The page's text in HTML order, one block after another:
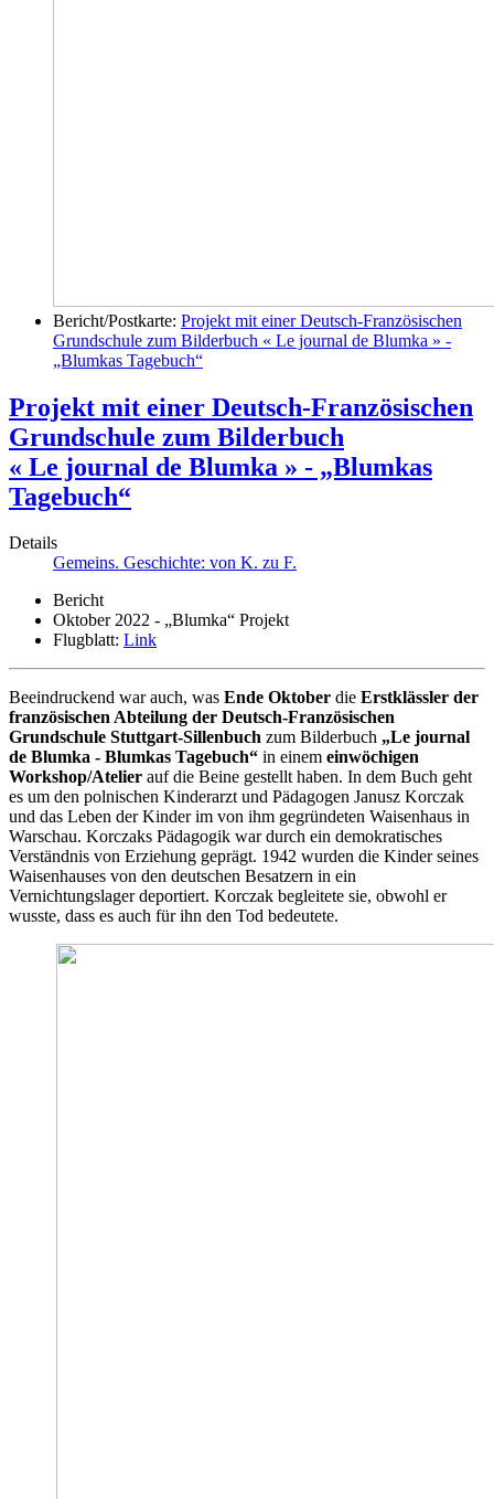
Bericht/Postkarte: Projekt mit einer Deutsch-Französischen
Grundschule zum Bilderbuch « Le journal de Blumka » -
„Blumkas Tagebuch“
Projekt mit einer Deutsch-Französischen
Grundschule zum Bilderbuch
« Le journal de Blumka » - „Blumkas
Tagebuch“
Details
Gemeins. Geschichte: von K. zu F.
Bericht
Oktober 2022 - „Blumka“ Projekt
Flugblatt: Link
Beeindruckend war auch, was Ende Oktober die Erstklässler der
französischen Abteilung der Deutsch-Französischen
Grundschule Stuttgart-Sillenbuch zum Bilderbuch „Le journal
de Blumka - Blumkas Tagebuch“ in einem einwöchigen
Workshop/Atelier auf die Beine gestellt haben. In dem Buch geht
es um den polnischen Kinderarzt und Pädagogen Janusz Korczak
und das Leben der Kinder im von ihm gegründeten Waisenhaus in
Warschau. Korczaks Pädagogik war durch ein demokratisches
Verständnis von Erziehung geprägt. 1942 wurden die Kinder seines
Waisenhauses von den deutschen Besatzern in ein
Vernichtungslager deportiert. Korczak begleitete sie, obwohl er
wusste, dass es auch für ihn den Tod bedeutete.